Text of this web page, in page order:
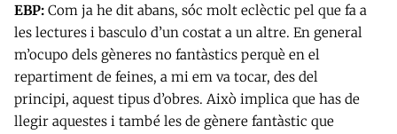
EBP: Com ja he dit abans, sóc molt eclèctic pel que fa a
les lectures i basculo d’un costat a un altre. En general
m’ocupo dels gèneres no fantàstics perquè en el
repartiment de feines, a mi em va tocar, des del
principi, aquest tipus d’obres. Això implica que has de
llegir aquestes i també les de gènere fantàstic que